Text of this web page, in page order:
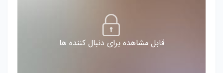
قابل مشاهده برای دنبال کننده ها